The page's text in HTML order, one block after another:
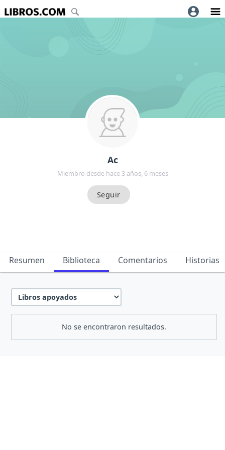
Ac
Miembro desde hace 3 años, 6 meses
Resumen Biblioteca Comentarios Historias
No se encontraron resultados.